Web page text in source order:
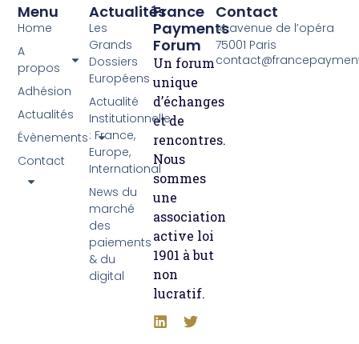
France
Payments
Forum
Un forum
unique
d’échanges
et de
rencontres.
Nous
sommes
une
association
active loi
1901 à but
non
lucratif.
Actualités
Les
Grands
Dossiers
Européens
Actualité
Institutionnelle
: France,
Europe,
International
News du
marché
des
paiements
& du
digital
Menu
Home
A
propos
Adhésion
Actualités
Évènements
Contact
Contact
14 avenue de l’opéra
75001 Paris